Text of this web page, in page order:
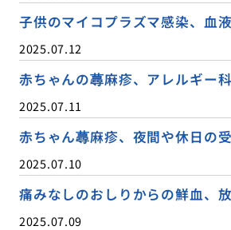
子供のマイコプラズマ感染、血
2025.07.12
赤ちゃんの蕁麻疹、アレルギー
2025.07.11
赤ちゃん蕁麻疹、夜間や休日の
2025.07.10
痛みなしのおしりからの鮮血、
2025.07.09